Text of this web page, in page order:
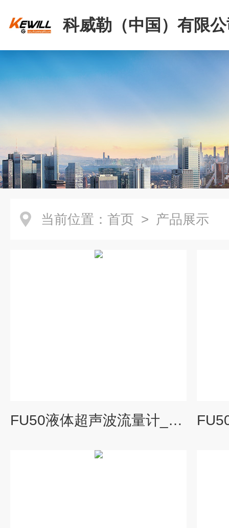
科威勒（中国）有限
当前位置： 首页 > 产品展示
FU50液体超声波流量计_科威勒